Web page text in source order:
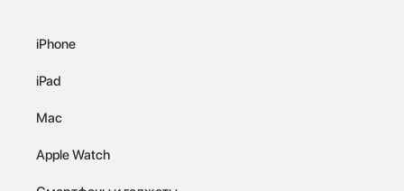
iPhone
iPad
Mac
Apple Watch